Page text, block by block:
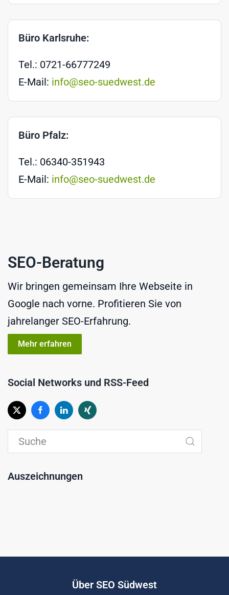
Büro Karlsruhe:
Tel.: 0721-66777249
E-Mail: info@seo-suedwest.de
Büro Pfalz:
Tel.: 06340-351943
E-Mail: info@seo-suedwest.de
SEO-Beratung
Wir bringen gemeinsam Ihre Webseite in
Google nach vorne. Profitieren Sie von
jahrelanger SEO-Erfahrung.
Mehr erfahren
Social Networks und RSS-Feed
Auszeichnungen
Über SEO Südwest